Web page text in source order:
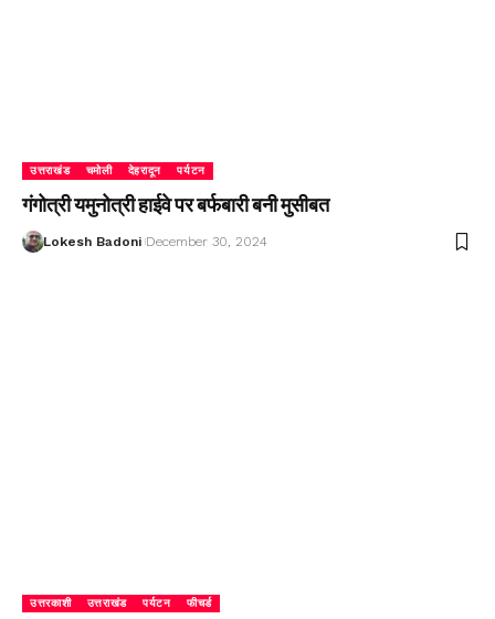
उत्तराखंड चमोली देहरादून पर्यटन
गंगोत्री यमुनोत्री हाईवे पर बर्फबारी बनी मुसीबत
Lokesh Badoni December 30, 2024
उत्तरकाशी उत्तराखंड पर्यटन फीचर्ड